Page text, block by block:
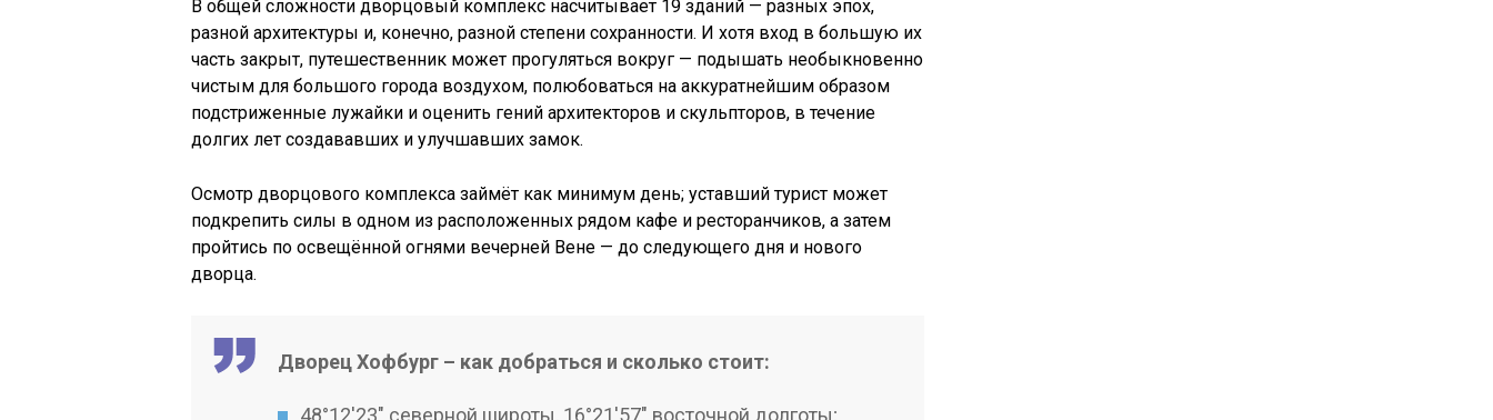
В общей сложности дворцовый комплекс насчитывает 19 зданий — разных эпох,
разной архитектуры и, конечно, разной степени сохранности. И хотя вход в большую их
часть закрыт, путешественник может прогуляться вокруг — подышать необыкновенно
чистым для большого города воздухом, полюбоваться на аккуратнейшим образом
подстриженные лужайки и оценить гений архитекторов и скульпторов, в течение
долгих лет создававших и улучшавших замок.
Осмотр дворцового комплекса займёт как минимум день; уставший турист может
подкрепить силы в одном из расположенных рядом кафе и ресторанчиков, а затем
пройтись по освещённой огнями вечерней Вене — до следующего дня и нового
дворца.
Дворец Хофбург – как добраться и сколько стоит:
48°12′23″ северной широты, 16°21′57″ восточной долготы;